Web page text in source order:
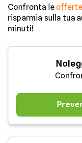
Confronta le
risparmia sulla tua
minuti!